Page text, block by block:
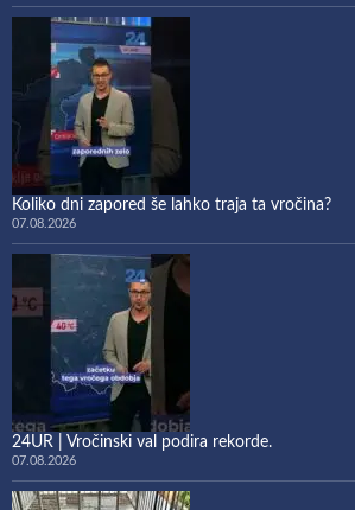
Koliko dni zapored še lahko traja ta vročina?
07.08.2026
24UR | Vročinski val podira rekorde.
07.08.2026